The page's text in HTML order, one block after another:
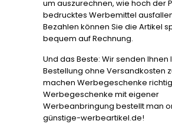
um auszurechnen, wie hoch der
bedrucktes Werbemittel
Bezahlen können Sie die Artikel
bequem auf Rechnung.
Und das Beste: Wir senden Ihnen
Bestellung ohne Versandkosten
machen Werbegeschenke
Werbegeschenke mit eigener
Werbeanbringung bestellt man
günstige-werbeartikel.de!